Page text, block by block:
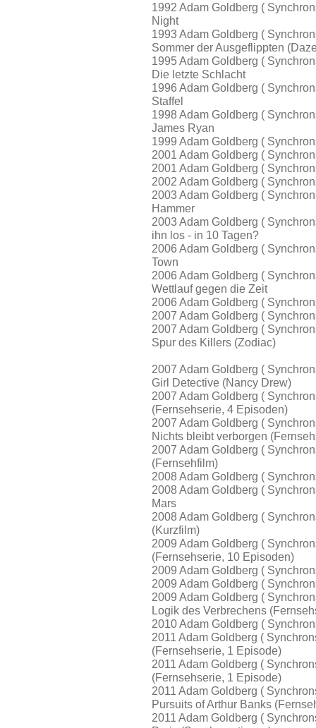
1992 Adam Goldberg (
Night
1993 Adam Goldberg (
Sommer der Ausgeflippten
1995 Adam Goldberg (
Die letzte Schlacht
1996 Adam Goldberg (
Staffel
1998 Adam Goldberg (
James Ryan
1999 Adam Goldberg (
2001 Adam Goldberg (
2001 Adam Goldberg (
2002 Adam Goldberg (
2003 Adam Goldberg (
Hammer
2003 Adam Goldberg (
ihn los - in 10 Tagen?
2006 Adam Goldberg (
Town
2006 Adam Goldberg (
Wettlauf gegen die Zeit
2006 Adam Goldberg (
2007 Adam Goldberg (
2007 Adam Goldberg (
Spur des Killers (Zodiac)
2007 Adam Goldberg (
Girl Detective (Nancy Drew)
2007 Adam Goldberg (
(Fernsehserie, 4 Episoden)
2007 Adam Goldberg (
Nichts bleibt verborgen
2007 Adam Goldberg (
(Fernsehfilm)
2008 Adam Goldberg (
2008 Adam Goldberg (
Mars
2008 Adam Goldberg (
(Kurzfilm)
2009 Adam Goldberg (
(Fernsehserie, 10 Episoden)
2009 Adam Goldberg (
2009 Adam Goldberg (
2009 Adam Goldberg (
Logik des Verbrechens
2010 Adam Goldberg (
2011 Adam Goldberg (
(Fernsehserie, 1 Episode)
2011 Adam Goldberg (
(Fernsehserie, 1 Episode)
2011 Adam Goldberg (
Pursuits of Arthur Banks
2011 Adam Goldberg (